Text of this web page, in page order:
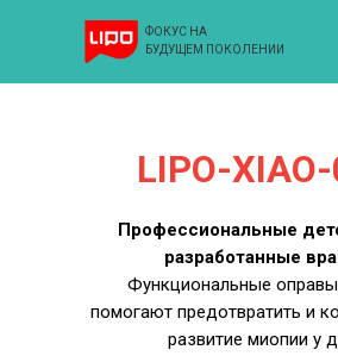
ФОКУС НА
БУДУЩЕМ ПОКОЛЕНИИ
Профессиональные
разработанные
Функциональные
помогают предотвратить и
развитие миопии у
LIPO-